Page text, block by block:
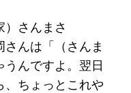
）さんまさ
んは「（さんま
んですよ。翌日
、ちょっとこれや